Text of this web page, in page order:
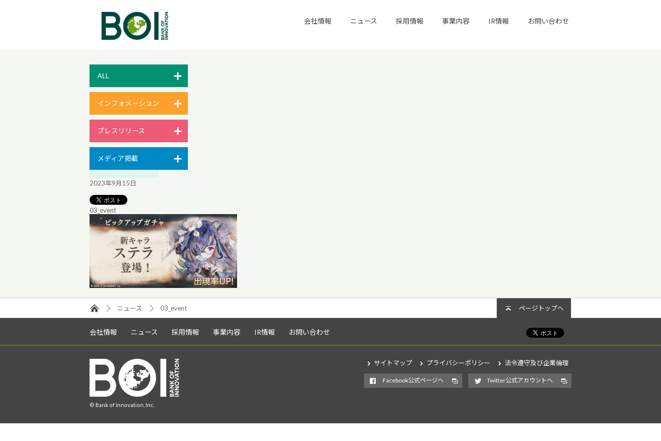
会社情報 ニュース 採用情報 事業内容 IR情報 お問い合わせ
ALL
インフォメーション
プレスリリース
メディア掲載
2023年9月15日
03_event
ニュース 03_event ページトップへ
会社情報 ニュース 採用情報 事業内容 IR情報 お問い合わせ
© Bank of Innovation, Inc.
サイトマップ プライバシーポリシー 法令遵守及び企業倫理
Facebook公式ページへ Twitter公式アカウントへ